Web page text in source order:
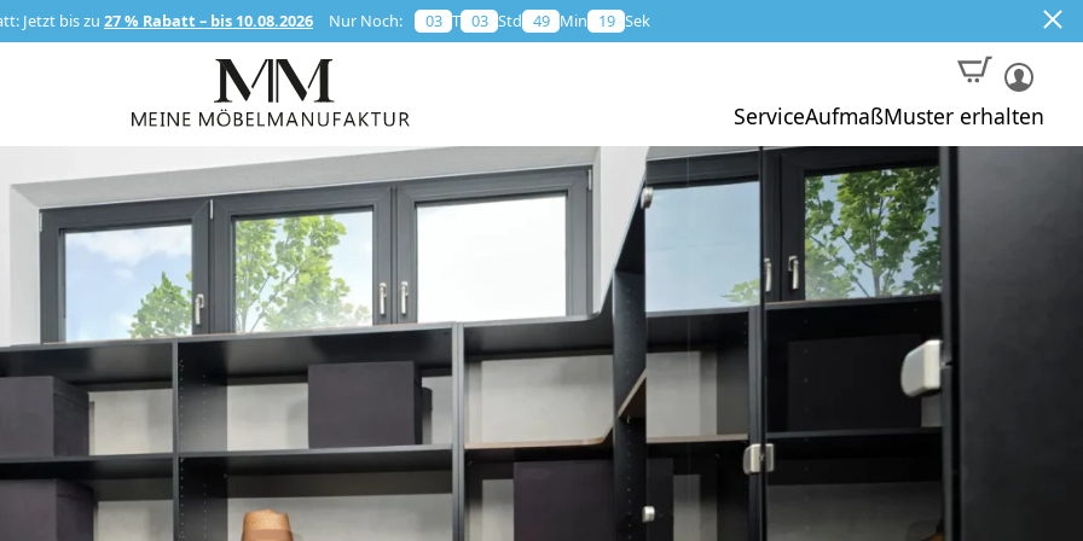
Jetzt bis zu 27 % Rabatt – bis 10.08.2026 Nur Noch: 03 T 03 Std 49 Min 17 Sek
ServiceAufmaßMuster erhalten